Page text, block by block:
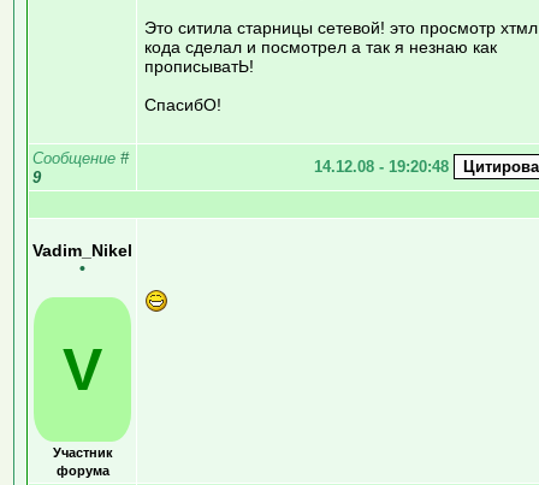
Это ситила старницы сетевой! это просмотр хтмл
кода сделал и посмотрел а так я незнаю как
прописыватЬ!
СпасибО!
Сообщение #
9
14.12.08 - 19:20:48
Vadim_Nikel
•
V
Участник
форума